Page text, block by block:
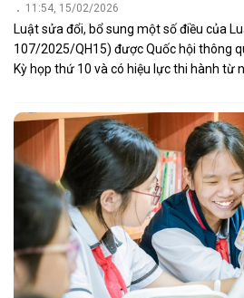
11:54, 15/02/2026
Luật sửa đổi, bổ sung một số điều của
107/2025/QH15) được Quốc hội thông
Kỳ họp thứ 10 và có hiệu lực thi hành từ